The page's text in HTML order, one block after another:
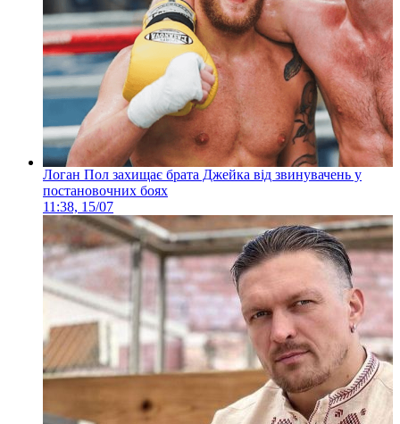
Логан Пол захищає брата Джейка від звинувачень у
постановочних боях
11:38, 15/07